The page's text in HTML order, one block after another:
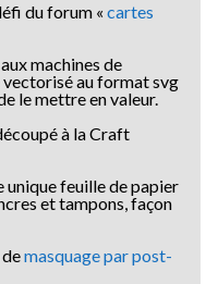
du forum « cartes
machines de
vectorisé au format svg
le mettre en valeur.
à la Craft
unique feuille de papier
et tampons, façon
masquage par post-